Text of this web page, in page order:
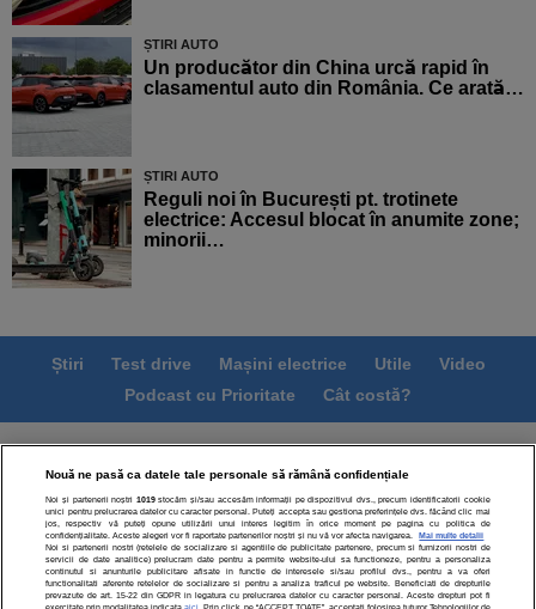
ȘTIRI AUTO
Un producător din China urcă rapid în
clasamentul auto din România. Ce arată…
ȘTIRI AUTO
Reguli noi în București pt. trotinete
electrice: Accesul blocat în anumite zone;
minorii…
Știri Test drive Mașini electrice Utile
Video
Podcast cu Prioritate
Cât costă?
Termeni si conditii
Politica de confidentialitate
Politica de cookies
Echipa editorială
Modifică Setările
Nouă ne pasă ca datele tale personale să rămână confidențiale
Noi și partenerii noștri 1019stocăm și/sau accesăm informații pe dispozitivul dvs., precum identificatorii cookie
unici pentru prelucrarea datelor cu caracter personal. Puteți accepta sau gestiona preferințele dvs. făcând clic mai
jos, respectiv vă puteți opune utilizării unui interes legitim în orice moment pe pagina cu politica de
confidențialitate. Aceste alegeri vor fi raportate partenerilor noștri și nu vă vor afecta navigarea.
Mai multe detalii
Noi si partenerii nostri (retelele de socializare si agentiile de publicitate partenere, precum si furnizorii nostri de
servicii de date analitice) prelucram date pentru a permite website-ului sa functioneze, pentru a personaliza
continutul si anunturile publicitare afisate in functie de interesele si/sau profilul dvs., pentru a va oferi
functionalitati aferente retelelor de socializare si pentru a analiza traficul pe website. Beneficiati de drepturile
prevazute de art. 15-22 din GDPR in legatura cu prelucrarea datelor cu caracter personal. Aceste drepturi pot fi
exercitate prin modalitatea indicataaici . Prin click pe “ACCEPT TOATE”, acceptati folosirea tuturor Tehnologiilor de